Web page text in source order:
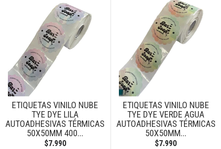
ETIQUETAS VINILO NUBE
TYE DYE LILA
AUTOADHESIVAS TÉRMICAS
50X50MM 400...
$7.990
ETIQUETAS VINILO NUBE
TYE DYE VERDE AGUA
AUTOADHESIVAS TÉRMICAS
50X50MM...
$7.990